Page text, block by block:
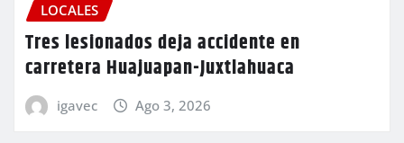
LOCALES
Tres lesionados deja accidente en
carretera Huajuapan-Juxtlahuaca
igavec Ago 3, 2026